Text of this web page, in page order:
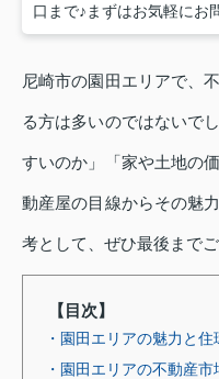
口まで♪まずはお気軽にお
尼崎市の園田エリアで、
る方は多いのではないで
すいのか」「家や土地の
動産屋の目線からその魅
考として、ぜひ最後までご
【目次】
・園田エリアの魅力と住
・園田エリアの不動産市